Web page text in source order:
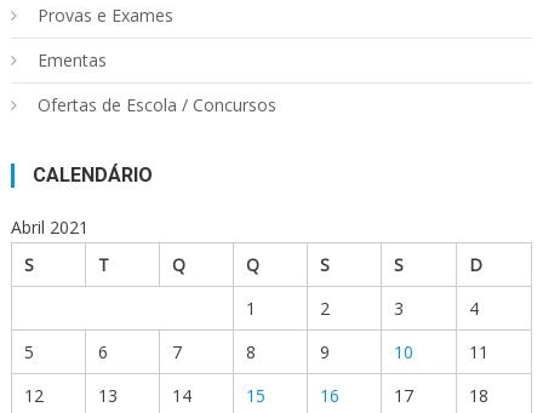
Provas e Exames
Ementas
Ofertas de Escola / Concursos
CALENDÁRIO
Abril 2021
S
T Q Q S S
D
1
2 3
4
5
6 7 8 9 10
11
12
13 14 15 16 17 18